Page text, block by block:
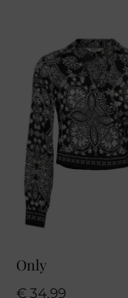
Only
€ 34,99